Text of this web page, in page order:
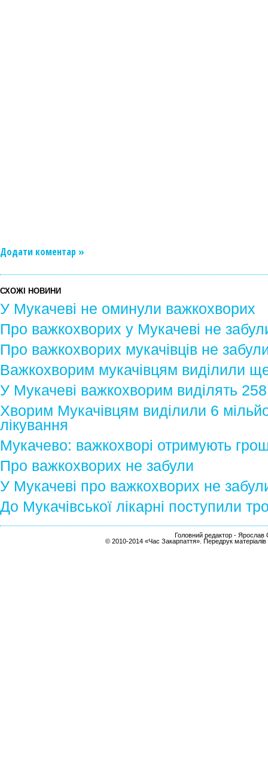
Додати коментар »
СХОЖІ НОВИНИ
У Мукачеві не оминули важкохворих
Про важкохворих у Мукачеві не
Про важкохворих мукачівців не
Важкохворим мукачівцям виділили
У Мукачеві важкохворим виділять
Хворим Мукачівцям виділили 6
лікування
Мукачево: важкохворі отримують
Про важкохворих не забули
У Мукачеві про важкохворих не
До Мукачівської лікарні поступили
Головний редактор - Ярослав
© 2010-2014 «Час Закарпаття». Передрук